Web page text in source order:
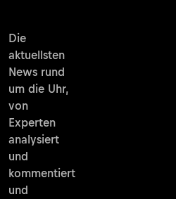
Die
aktuellsten
News rund
um die Uhr,
von
Experten
analysiert
und
kommentiert
und